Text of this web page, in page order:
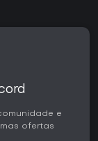
e
ofertas